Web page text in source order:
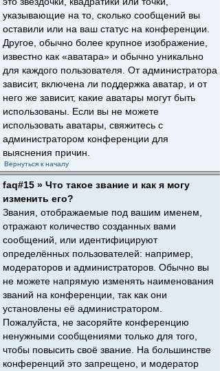
указывающие на то, сколько сообщений вы
оставили или на ваш статус на конференции.
Другое, обычно более крупное изображение,
известно как «аватара» и обычно уникально
для каждого пользователя. От администратора
зависит, включена ли поддержка аватар, и от
него же зависит, какие аватары могут быть
использованы. Если вы не можете
использовать аватары, свяжитесь с
администратором конференции для
выяснения причин.
Вернуться к началу
faq#15 » Что такое звание и как я могу
изменить его?
Звания, отображаемые под вашим именем,
отражают количество созданных вами
сообщений, или идентифицируют
определённых пользователей: например,
модераторов и администраторов. Обычно вы
не можете напрямую изменять наименования
званий на конференции, так как они
установлены её администратором.
Пожалуйста, не засоряйте конференцию
ненужными сообщениями только для того,
чтобы повысить своё звание. На большинстве
конференций это запрещено, и модератор